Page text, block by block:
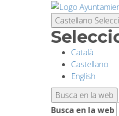
Castellano
Català
Castellano
English
Busca en la web
Busca en la web